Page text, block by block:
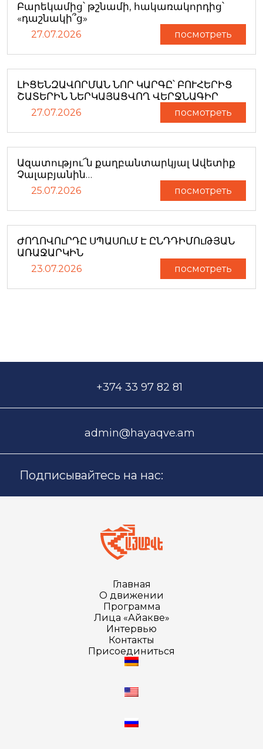
Բարեկամից՝ թշնամի, հակառակորդից՝
«դաշնակի՞ց»
27.07.2026 посмотреть
ԼԻՑԵՆԶԱՎՈՐՄԱՆ ՆՈՐ ԿԱՐԳԸ՝ ԲՈՒՀԵՐԻՑ
ՇԱՏԵՐԻՆ ՆԵՐԿԱՅԱՑՎՈՂ ՎԵՐՋՆԱԳԻՐ
27.07.2026 посмотреть
Ազատությու՜ն քաղբանտարկյալ Ավետիք
Չալաբյանին…
25.07.2026 посмотреть
ԺՈՂՈՎՈւՐԴԸ ՍՊԱՍՈւՄ Է ԸՆԴԴԻՄՈւԹՅԱՆ
ԱՌԱՋԱՐԿԻՆ
23.07.2026 посмотреть
+374 33 97 82 81
admin@hayaqve.am
Подписывайтесь на нас:
Главная
О движении
Программа
Лица «Айакве»
Интервью
Контакты
Присоединиться